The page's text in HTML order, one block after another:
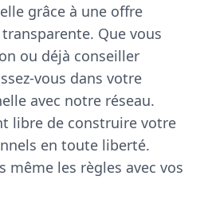
grâce à une offre
Que vous
ou déjà conseiller
vous dans votre
avec notre réseau.
libre de construire votre
en toute liberté.
même les règles avec vos